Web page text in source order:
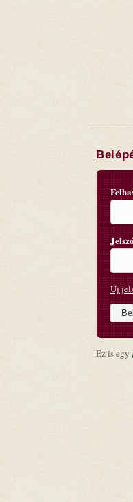
Új
Ez is egy